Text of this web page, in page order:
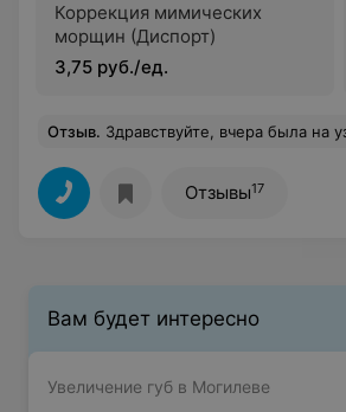
Коррекция мимических
морщин (Диспорт)
3,75 руб./ед.
Отзыв. Здравствуйте, вчера была на узи в АрхиМед. Очень понравилась врач
Отзывы17
Вам будет интересно
Увеличение губ в Могилеве